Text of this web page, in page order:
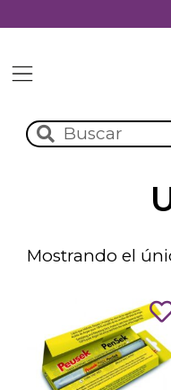
Mostrando el